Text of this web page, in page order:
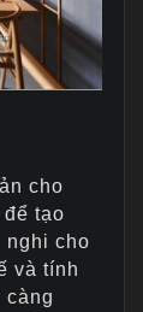
cho
tạo
nghi cho
và tính
càng